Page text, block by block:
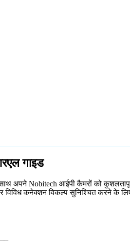
गाइड
अपने Nobitech आईपी कैमरों को
विविध कनेक्शन विकल्प सुनिश्चित करने के